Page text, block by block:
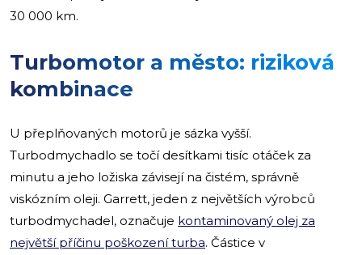
30 000 km.
Turbomotor a město: riziková
kombinace
U přeplňovaných motorů je sázka vyšší.
Turbodmychadlo se točí desítkami tisíc otáček za
minutu a jeho ložiska závisejí na čistém, správně
viskózním oleji. Garrett, jeden z největších výrobců
turbodmychadel, označuje kontaminovaný olej za
největší příčinu poškození turba. Částice v